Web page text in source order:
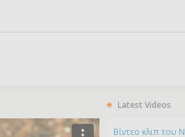
Latest Videos
Bίντεο κλιπ του